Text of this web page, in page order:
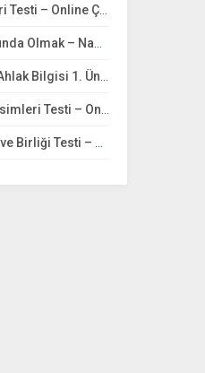
– Online Çöz
– Namaz İbadeti Testi
Allah İnancı Çalışmaları
Testi – Online Çöz
Testi – Online Çöz